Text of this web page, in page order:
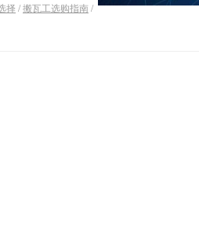
择 /搬瓦工选购指南 /